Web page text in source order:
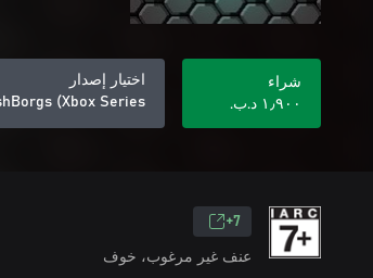
شراء
١٫٩٠٠ د.ب.‏
اختيار إصدار
(Xbox Series)
7+
عنف غير مرغوب، خوف